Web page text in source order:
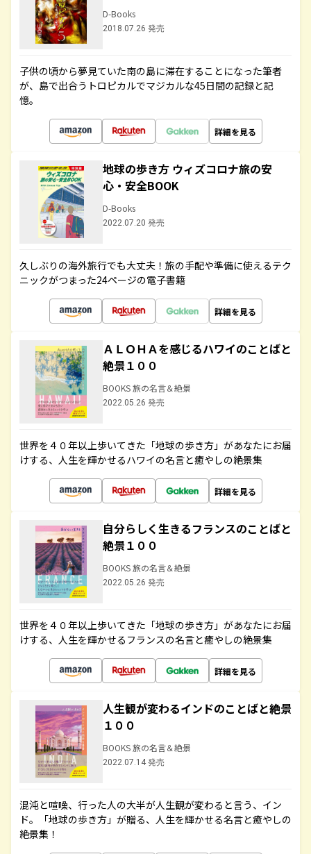
D-Books
2018.07.26 発売
子供の頃から夢見ていた南の島に滞在することになった筆者
が、島で出合うトロピカルでマジカルな45日間の記録と記
憶。
詳細を見る
地球の歩き方 ウィズコロナ旅の安
心・安全BOOK
D-Books
2022.07.20 発売
久しぶりの海外旅行でも大丈夫！旅の手配や準備に使えるテク
ニックがつまった24ページの電子書籍
詳細を見る
ＡＬＯＨＡを感じるハワイのことばと
絶景１００
BOOKS 旅の名言＆絶景
2022.05.26 発売
世界を４０年以上歩いてきた「地球の歩き方」があなたにお届
けする、人生を輝かせるハワイの名言と癒やしの絶景集
詳細を見る
自分らしく生きるフランスのことばと
絶景１００
BOOKS 旅の名言＆絶景
2022.05.26 発売
世界を４０年以上歩いてきた「地球の歩き方」があなたにお届
けする、人生を輝かせるフランスの名言と癒やしの絶景集
詳細を見る
人生観が変わるインドのことばと絶景
１００
BOOKS 旅の名言＆絶景
2022.07.14 発売
混沌と喧噪、行った人の大半が人生観が変わると言う、イン
ド。「地球の歩き方」が贈る、人生を輝かせる名言と癒やしの
絶景集！